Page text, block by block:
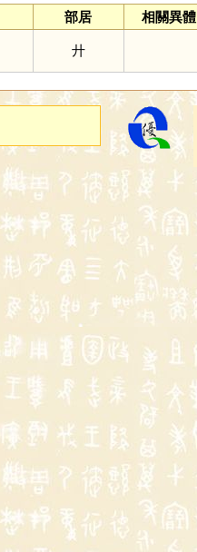
部居 相關異體
廾